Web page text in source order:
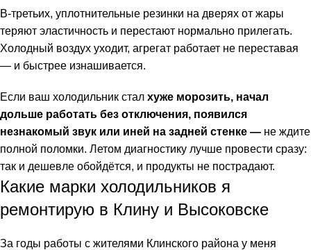
В-третьих, уплотнительные резинки на дверях от жары
теряют эластичность и перестают нормально прилегать.
Холодный воздух уходит, агрегат работает не переставая
— и быстрее изнашивается.
Если ваш холодильник стал хуже морозить, начал
дольше работать без отключения, появился
незнакомый звук или иней на задней стенке — не ждите
полной поломки. Летом диагностику лучше провести сразу:
так и дешевле обойдётся, и продукты не пострадают.
Какие марки холодильников я
ремонтирую в Клину и Высоковске
За годы работы с жителями Клинского района у меня